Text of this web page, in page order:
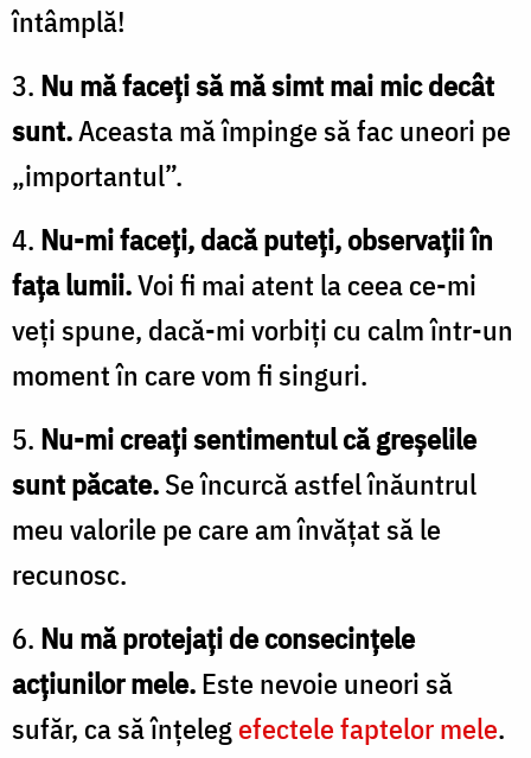
întâmplă!
3. Nu mă faceți să mă simt mai mic decât
sunt.Aceasta mă împinge să fac uneori pe
„importantul”.
4. Nu-mi faceți, dacă puteți, observații în
fața lumii.Voi fi mai atent la ceea ce-mi
veți spune, dacă-mi vorbiți cu calm într-un
moment în care vom fi singuri.
5. Nu-mi creați sentimentul că greșelile
sunt păcate.Se încurcă astfel înăuntrul
meu valorile pe care am învățat să le
recunosc.
6. Nu mă protejați de consecințele
acțiunilor mele.Este nevoie uneori să
sufăr, ca să înțelegefectele faptelor mele.